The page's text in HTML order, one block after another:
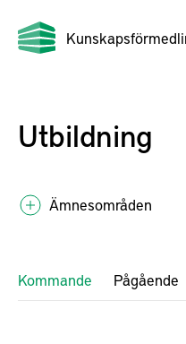
Utbildning
Ämnesområden
Kommande Pågående